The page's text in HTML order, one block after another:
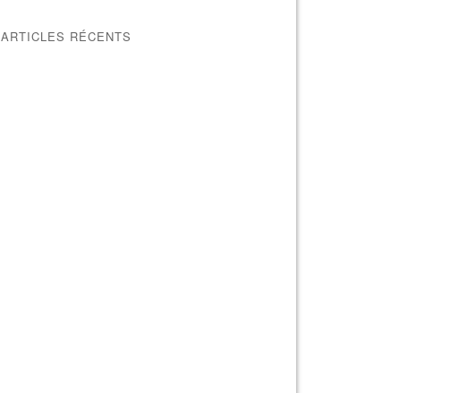
ARTICLES RÉCENTS